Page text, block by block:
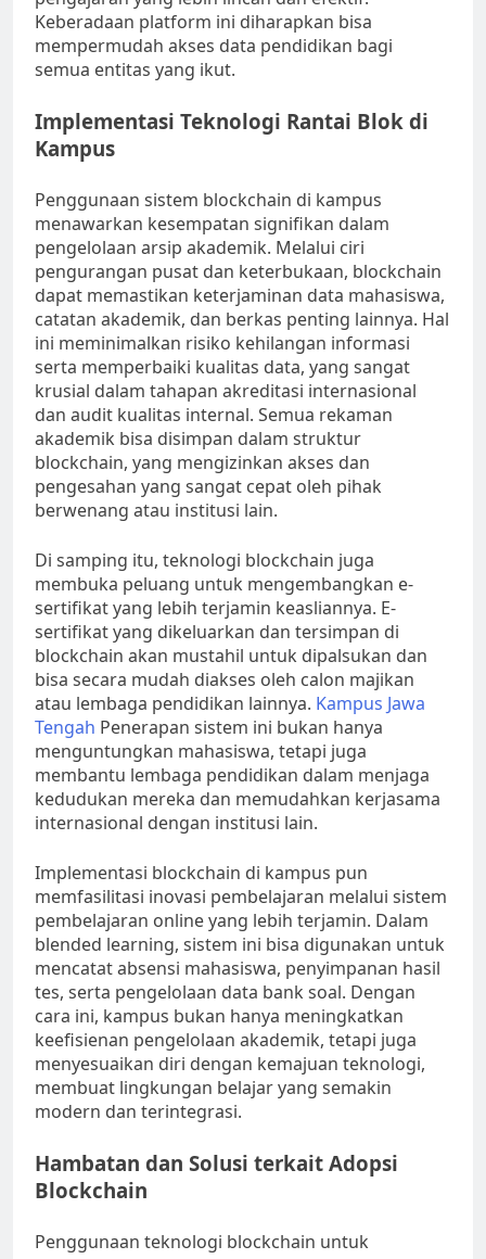
Keberadaan platform ini diharapkan bisa
mempermudah akses data pendidikan bagi
semua entitas yang ikut.
Implementasi Teknologi Rantai Blok di
Kampus
Penggunaan sistem blockchain di kampus
menawarkan kesempatan signifikan dalam
pengelolaan arsip akademik. Melalui ciri
pengurangan pusat dan keterbukaan, blockchain
dapat memastikan keterjaminan data mahasiswa,
catatan akademik, dan berkas penting lainnya. Hal
ini meminimalkan risiko kehilangan informasi
serta memperbaiki kualitas data, yang sangat
krusial dalam tahapan akreditasi internasional
dan audit kualitas internal. Semua rekaman
akademik bisa disimpan dalam struktur
blockchain, yang mengizinkan akses dan
pengesahan yang sangat cepat oleh pihak
berwenang atau institusi lain.
Di samping itu, teknologi blockchain juga
membuka peluang untuk mengembangkan e-
sertifikat yang lebih terjamin keasliannya. E-
sertifikat yang dikeluarkan dan tersimpan di
blockchain akan mustahil untuk dipalsukan dan
bisa secara mudah diakses oleh calon majikan
atau lembaga pendidikan lainnya. Kampus Jawa
Tengah Penerapan sistem ini bukan hanya
menguntungkan mahasiswa, tetapi juga
membantu lembaga pendidikan dalam menjaga
kedudukan mereka dan memudahkan kerjasama
internasional dengan institusi lain.
Implementasi blockchain di kampus pun
memfasilitasi inovasi pembelajaran melalui sistem
pembelajaran online yang lebih terjamin. Dalam
blended learning, sistem ini bisa digunakan untuk
mencatat absensi mahasiswa, penyimpanan hasil
tes, serta pengelolaan data bank soal. Dengan
cara ini, kampus bukan hanya meningkatkan
keefisienan pengelolaan akademik, tetapi juga
menyesuaikan diri dengan kemajuan teknologi,
membuat lingkungan belajar yang semakin
modern dan terintegrasi.
Hambatan dan Solusi terkait Adopsi
Blockchain
Penggunaan teknologi blockchain untuk